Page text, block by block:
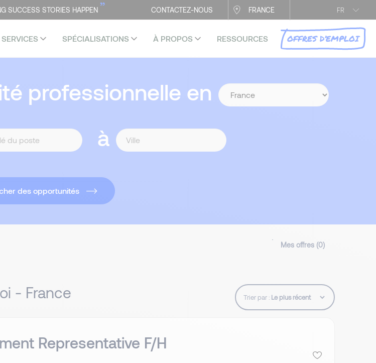
FR
CONTACTEZ-NOUS FRANCE
SUCCESS STORIES HAPPEN ”
SERVICES SPÉCIALISATIONS À PROPOS RESSOURCES OFFRES D’EMPLOI
professionnelle en
à
des opportunités
Mes offres (0)
- France Trier par :
Representative F/H